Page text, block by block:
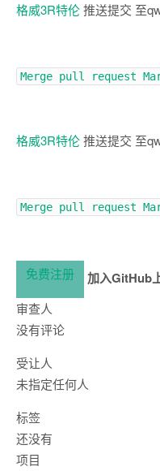
格威3R特伦推送提交 至
Merge pull request
格威3R特伦推送提交 至
Merge pull request
免费注册 加入GitHub
审查人
没有评论
受让人
未指定任何人
标签
还没有
项目